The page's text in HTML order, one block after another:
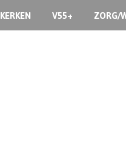
KERKEN V55+ ZORG/